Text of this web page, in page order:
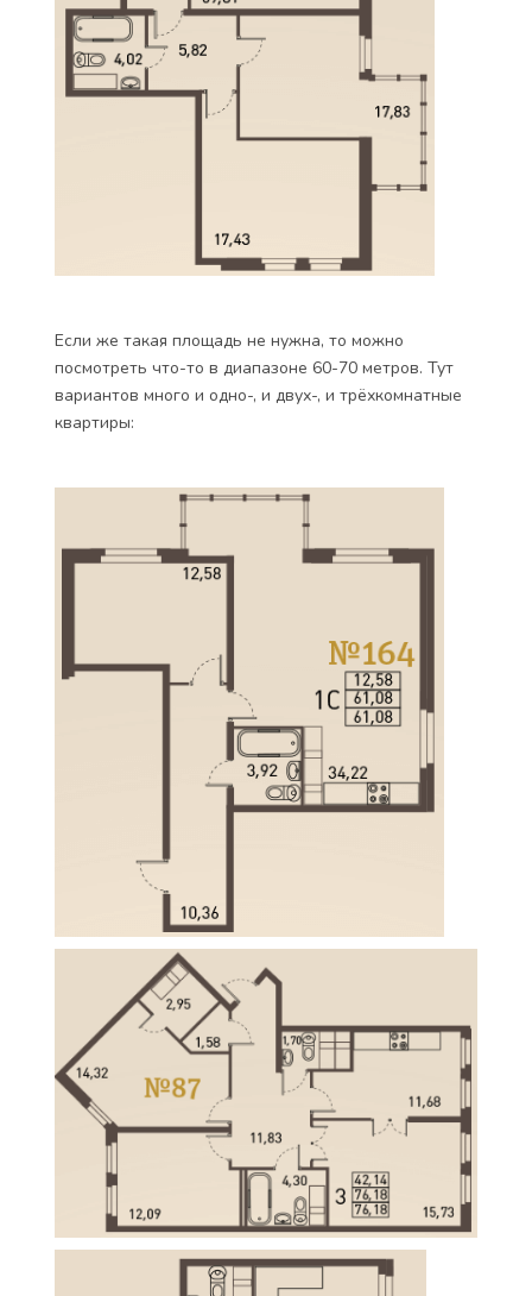
Если же такая площадь не нужна, то можно
посмотреть что-то в диапазоне 60-70 метров. Тут
вариантов много и одно-, и двух-, и трёхкомнатные
квартиры: